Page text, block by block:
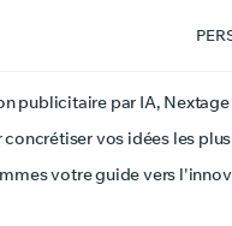
publicitaire par IA,
vos idées les
votre guide vers